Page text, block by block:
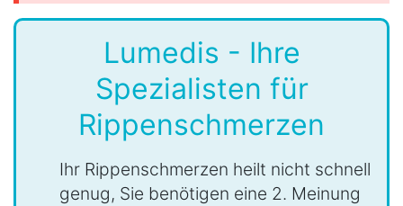
Lumedis - Ihre
Spezialisten für
Rippenschmerzen
Ihr Rippenschmerzen heilt nicht schnell
genug, Sie benötigen eine 2. Meinung